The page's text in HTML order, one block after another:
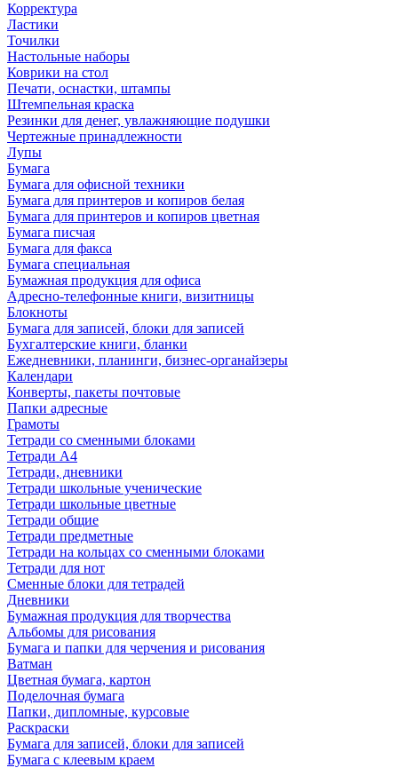
Корректура
Ластики
Точилки
Настольные наборы
Коврики на стол
Печати, оснастки, штампы
Штемпельная краска
Резинки для денег, увлажняющие подушки
Чертежные принадлежности
Лупы
Бумага
Бумага для офисной техники
Бумага для принтеров и копиров белая
Бумага для принтеров и копиров цветная
Бумага писчая
Бумага для факса
Бумага специальная
Бумажная продукция для офиса
Адресно-телефонные книги, визитницы
Блокноты
Бумага для записей, блоки для записей
Бухгалтерские книги, бланки
Ежедневники, планинги, бизнес-органайзеры
Календари
Конверты, пакеты почтовые
Папки адресные
Грамоты
Тетради со сменными блоками
Тетради А4
Тетради, дневники
Тетради школьные ученические
Тетради школьные цветные
Тетради общие
Тетради предметные
Тетради на кольцах со сменными блоками
Тетради для нот
Сменные блоки для тетрадей
Дневники
Бумажная продукция для творчества
Альбомы для рисования
Бумага и папки для черчения и рисования
Ватман
Цветная бумага, картон
Поделочная бумага
Папки, дипломные, курсовые
Раскраски
Бумага для записей, блоки для записей
Бумага с клеевым краем